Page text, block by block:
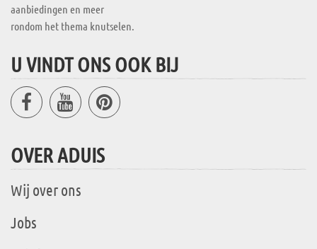
aanbiedingen en meer
rondom het thema knutselen.
U VINDT ONS OOK BIJ
OVER ADUIS
Wij over ons
Jobs